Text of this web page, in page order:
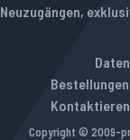
Neuzugängen,
Copyright © 2009-